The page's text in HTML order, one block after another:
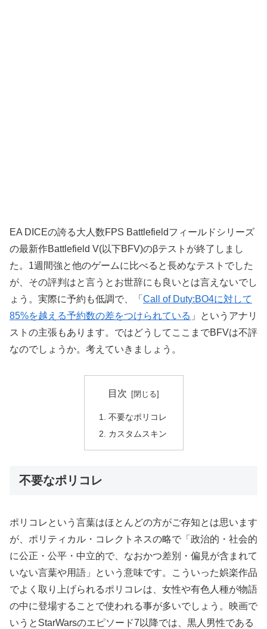
EA DICEの誇る大人数FPS Battlefieldフィールドシリーズ
の最新作Battlefield V(以下BFV)のβテストが終了しまし
た。1週間強と他のゲームに比べると長めなテストでした
が、その評判はと言うとお世辞にも良いとは言えないでし
ょう。実際に予約も低調で、「 Call of Duty:BO4に対して
85%を越える予約数の差をつけられている 」というアナリ
ストの主張もあります。ではどうしてここまでBFVは不評
なのでしょうか。考えていきましょう。
目次
不要なポリコレ
カスタムスキン
不要なポリコレ
ポリコレという言葉はほとんどの方がご存知とは思います
が、ポリティカル・コレクトネスの略で「政治的・社会的
に公正・公平・中立的で、なおかつ差別・偏見が含まれて
いない言葉や用語」という意味です。こういった娯楽作品
でよく取り上げられるポリコレは、女性や有色人種が物語
の中に登場することで使われる事が多いでしょう。映画で
いうとStarWarsのエピソード7以降では、黒人男性である